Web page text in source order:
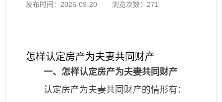
发布时间： 2025-09-20 浏览次数： 271
怎样认定房产为夫妻共同财产
一、怎样认定房产为夫妻共同财产
认定房产为夫妻共同财产的情形有：